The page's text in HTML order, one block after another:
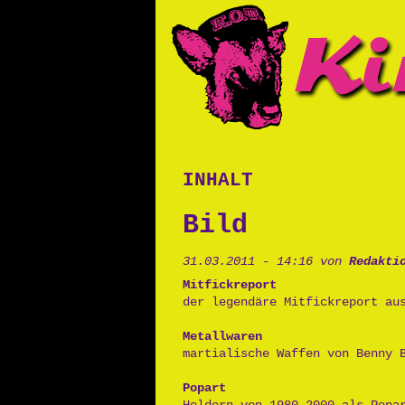
inhalt
Bild
31.03.2011 - 14:16 von
Mitfickreport
der legendäre Mitfickreport aus
Metallwaren
martialische Waffen von Benny
Popart